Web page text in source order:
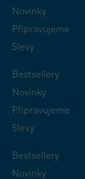
Novinky
Připravujeme
Slevy
Bestsellery
Novinky
Připravujeme
Slevy
Bestsellery
Novinky